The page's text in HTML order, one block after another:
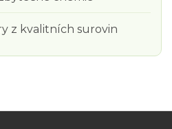
z kvalitních surovin